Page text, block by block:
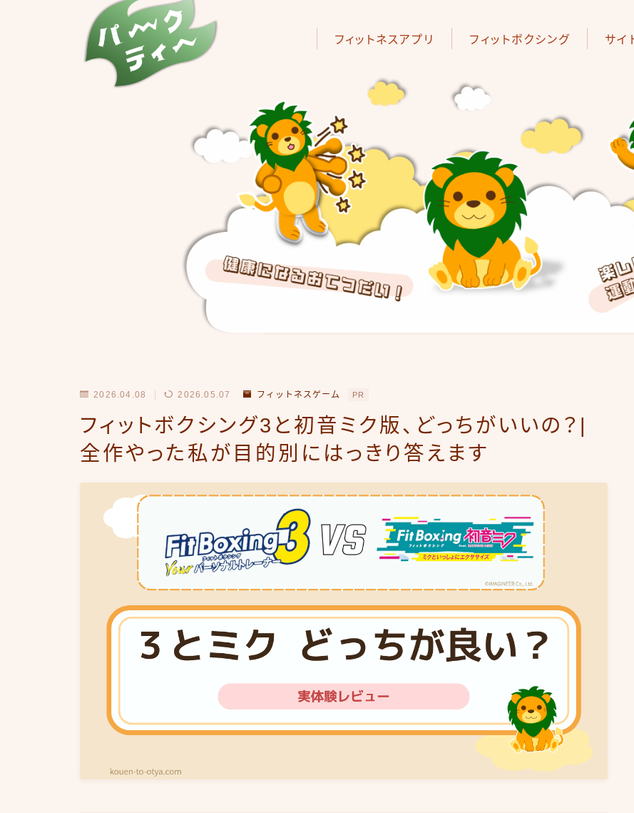
フィットネスアプリ フィットボクシング サイ
2026.04.08 2026.05.07 フィットネスゲーム PR
フィットボクシング3と初音ミク版、どっちがいいの？|
全作やった私が目的別にはっきり答えます